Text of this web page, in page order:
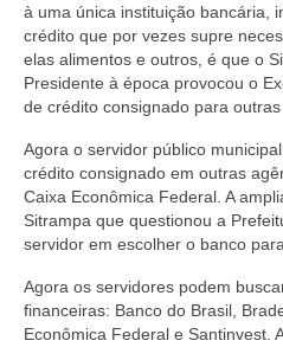
à uma única instituição bancária,
crédito que por vezes supre
elas alimentos e outros, é que o
Presidente à época provocou o
de crédito consignado para
Agora o servidor público
crédito consignado em outras
Caixa Econômica Federal. A
Sitrampa que questionou a
servidor em escolher o banco
Agora os servidores podem
financeiras: Banco do Brasil,
Econômica Federal e Santinvest.